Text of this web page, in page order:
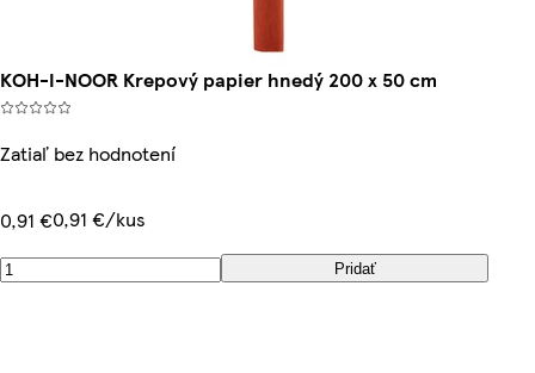
KOH-I-NOOR Krepový papier hnedý 200 x 50 cm
Zatiaľ bez hodnotení
0,91 €0,91 €/kus
Pridať